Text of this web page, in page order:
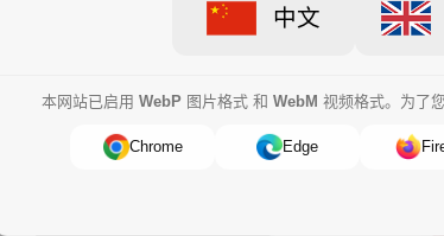
中文
本网站已启用 WebP 图片格式 和 WebM 视频格式。为了
Chrome Edge